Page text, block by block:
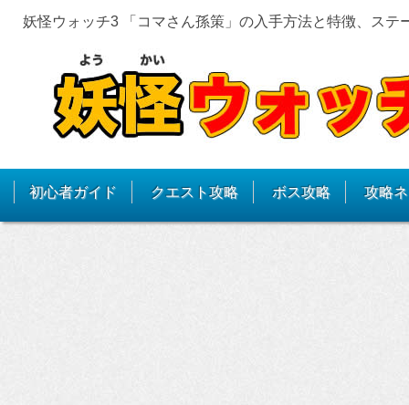
妖怪ウォッチ3 「コマさん孫策」の入手方法と特徴、ステ
初心者ガイド クエスト攻略 ボス攻略 攻略